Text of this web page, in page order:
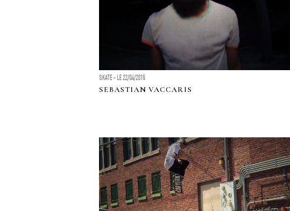
SKATE - LE 22/04/2015
SEBASTIAN VACCARIS